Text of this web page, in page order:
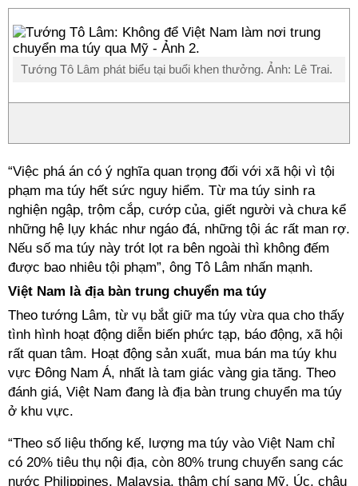
Tướng Tô Lâm phát biểu tại buổi khen thưởng. Ảnh: Lê Trai.
“Việc phá án có ý nghĩa quan trọng đối với xã hội vì tội
phạm ma túy hết sức nguy hiểm. Từ ma túy sinh ra
nghiện ngập, trộm cắp, cướp của, giết người và chưa kể
những hệ lụy khác như ngáo đá, những tội ác rất man rợ.
Nếu số ma túy này trót lọt ra bên ngoài thì không đếm
được bao nhiêu tội phạm”, ông Tô Lâm nhấn mạnh.
Việt Nam là địa bàn trung chuyển ma túy
Theo tướng Lâm, từ vụ bắt giữ ma túy vừa qua cho thấy
tình hình hoạt động diễn biến phức tạp, báo động, xã hội
rất quan tâm. Hoạt động sản xuất, mua bán ma túy khu
vực Đông Nam Á, nhất là tam giác vàng gia tăng. Theo
đánh giá, Việt Nam đang là địa bàn trung chuyển ma túy
ở khu vực.
“Theo số liệu thống kế, lượng ma túy vào Việt Nam chỉ
có 20% tiêu thụ nội địa, còn 80% trung chuyển sang các
nước Philippines, Malaysia, thậm chí sang Mỹ, Úc, châu